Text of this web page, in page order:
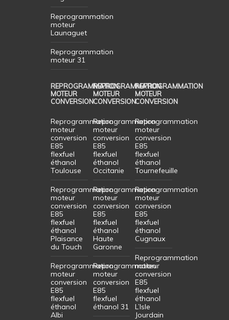
Reprogrammation
moteur
Launaguet
Reprogrammation
moteur 31
REPROGRAMMATION
MOTEUR
CONVERSION
Reprogrammation
moteur
conversion
E85
flexfuel
éthanol
Toulouse
Reprogrammation
moteur
conversion
E85
flexfuel
éthanol
Plaisance
du Touch
Reprogrammation
moteur
conversion
E85
flexfuel
éthanol
Albi
REPROGRAMMATION
MOTEUR
CONVERSION
Reprogrammation
moteur
conversion
E85
flexfuel
éthanol
Occitanie
Reprogrammation
moteur
conversion
E85
flexfuel
éthanol
Haute
Garonne
Reprogrammation
moteur
conversion
E85
flexfuel
éthanol 31
REPROGRAMMATION
MOTEUR
CONVERSION
Reprogrammation
moteur
conversion
E85
flexfuel
éthanol
Tournefeuille
Reprogrammation
moteur
conversion
E85
flexfuel
éthanol
Cugnaux
Reprogrammation
moteur
conversion
E85
flexfuel
éthanol
L’Isle
Jourdain